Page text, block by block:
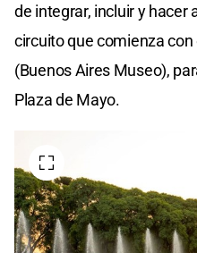
de integrar, incluir y hacer
circuito que comienza
(Buenos Aires Museo),
Plaza de Mayo.